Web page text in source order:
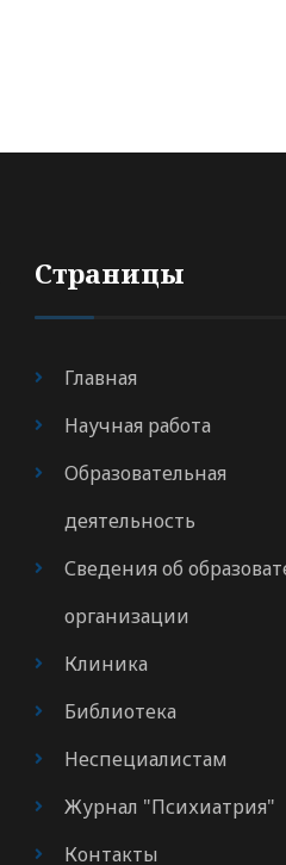
Страницы
Главная
Научная работа
Образовательная
деятельность
Сведения об
организации
Клиника
Библиотека
Неспециалистам
Журнал "Психиатрия"
Контакты